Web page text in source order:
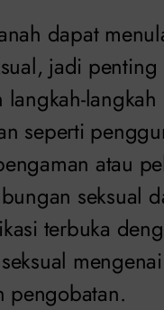
dapat
jadi penting
langkah-langkah
seperti
atau
seksual
terbuka
pengobatan.